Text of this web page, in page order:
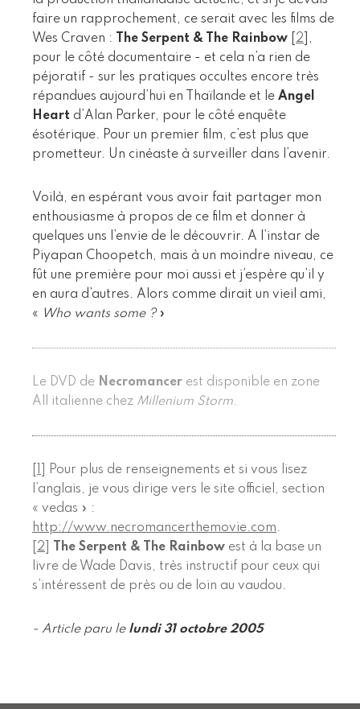
faire un rapprochement, ce serait avec les films de
Wes Craven :
The Serpent & The Rainbow 2 ,
pour le côté documentaire - et cela n’a rien de
péjoratif - sur les pratiques occultes encore très
répandues aujourd’hui en Thaïlande et le Angel
Heart d’Alan Parker, pour le côté enquête
ésotérique. Pour un premier film, c’est plus que
prometteur. Un cinéaste à surveiller dans l’avenir.
Voilà, en espérant vous avoir fait partager mon
enthousiasme à propos de ce film et donner à
quelques uns l’envie de le découvrir. A l’instar de
Piyapan Choopetch, mais à un moindre niveau, ce
fût une première pour moi aussi et j’espère qu’il y
en aura d’autres. Alors comme dirait un vieil ami,
« Who wants some ?»
Le DVD de Necromancer est disponible en zone
All italienne chez Millenium Storm.
Pour plus de renseignements et si vous lisez
l’anglais, je vous dirige vers le site officiel, section
« vedas » :
http://www.necromancerthemovie.com.
2 The Serpent & The Rainbow est à la base un
livre de Wade Davis, très instructif pour ceux qui
s’intéressent de près ou de loin au vaudou.
- Article paru le lundi 31 octobre 2005